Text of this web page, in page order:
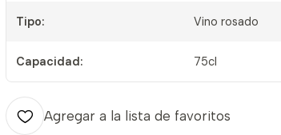
Tipo: Vino rosado
Capacidad: 75cl
Agregar a la lista de favoritos